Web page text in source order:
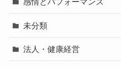
未分類
法人・健康経営